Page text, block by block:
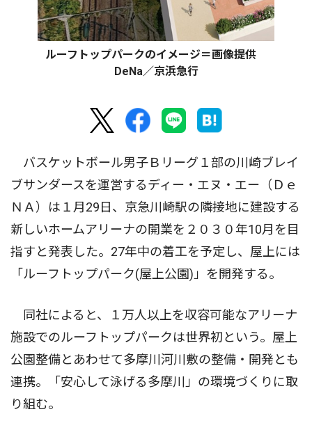
ルーフトップパークのイメージ＝画像提供
DeNa／京浜急行
バスケットボール男子Ｂリーグ１部の川崎ブレイ
ブサンダースを運営するディー・エヌ・エー（Ｄｅ
ＮＡ）は１月29日、京急川崎駅の隣接地に建設する
新しいホームアリーナの開業を２０３０年10月を目
指すと発表した。27年中の着工を予定し、屋上には
「ルーフトップパーク(屋上公園)」を開発する。
同社によると、１万人以上を収容可能なアリーナ
施設でのルーフトップパークは世界初という。屋上
公園整備とあわせて多摩川河川敷の整備・開発とも
連携。「安心して泳げる多摩川」の環境づくりに取
り組む。